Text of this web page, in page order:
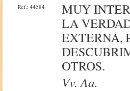
Ref.: 44584
MUY
LA
EXTERNA,
OTROS.
Vv. Aa.